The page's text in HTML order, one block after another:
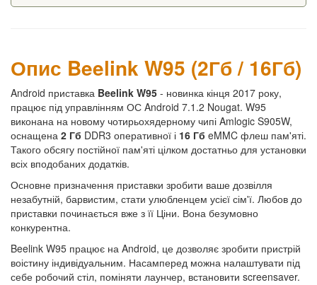
Опис Beelink W95 (2Гб / 16Гб)
Android приставка Beelink W95 - новинка кінця 2017 року,
працює під управлінням ОС Android 7.1.2 Nougat. W95
виконана на новому чотирьохядерному чипі Amlogic S905W,
оснащена 2 Гб DDR3 оперативної і 16 Гб eMMC флеш пам'яті.
Такого обсягу постійної пам'яті цілком достатньо для установки
всіх вподобаних додатків.
Основне призначення приставки зробити ваше дозвілля
незабутній, барвистим, стати улюбленцем усієї сім'ї. Любов до
приставки починається вже з її Ціни. Вона безумовно
конкурентна.
Beelink W95 працює на Android, це дозволяє зробити пристрій
воістину індивідуальним. Насамперед можна налаштувати під
себе робочий стіл, поміняти лаунчер, встановити screensaver.